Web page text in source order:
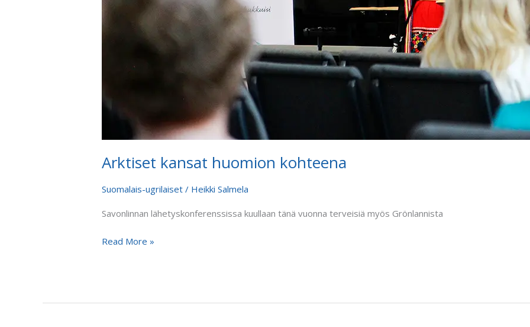
Arktiset kansat huomion kohteena
Suomalais-ugrilaiset / Heikki Salmela
Savonlinnan lähetyskonferenssissa kuullaan tänä vuonna terveisiä myös Grönlannista
Read More »